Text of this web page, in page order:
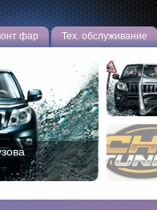
фар Тех. обслуживание